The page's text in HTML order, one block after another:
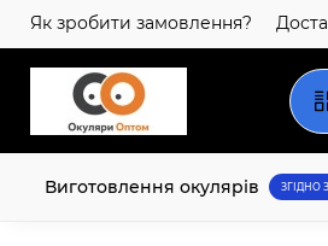
Як зробити замовлення?
Виготовлення окулярів ЗГІДНО